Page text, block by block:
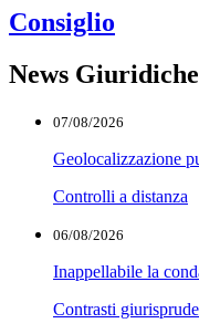
Consiglio
News Giuridiche
07/08/2026
Geolocalizzazione
Controlli a distanza
06/08/2026
Inappellabile la
Contrasti